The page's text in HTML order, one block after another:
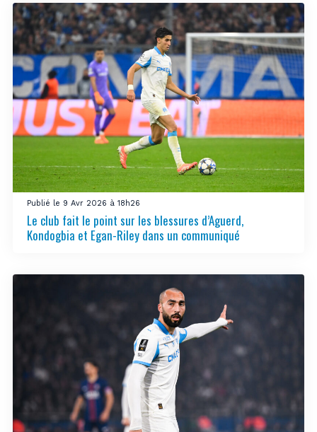
Publié le 9 Avr 2026 à 18h26
Le club fait le point sur les blessures d’Aguerd,
Kondogbia et Egan-Riley dans un communiqué